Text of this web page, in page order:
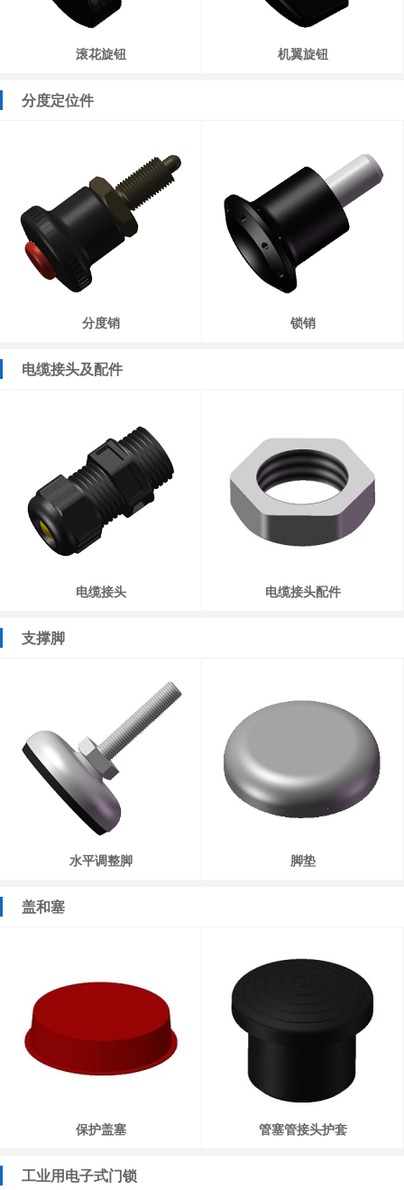
滚花旋钮 机翼旋钮
分度定位件
分度销 锁销
电缆接头及配件
电缆接头 电缆接头配件
支撑脚
水平调整脚 脚垫
盖和塞
保护盖塞 管塞管接头护套
工业用电子式门锁